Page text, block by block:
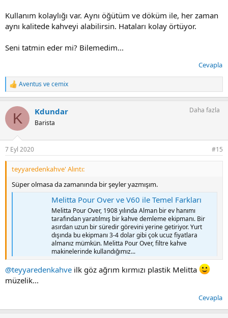
Kullanım kolaylığı var. Aynı öğütüm ve döküm ile, her zaman
aynı kalitede kahveyi alabilirsin. Hataları kolay örtüyor.
Seni tatmin eder mi? Bilemedim...
Cevapla
T
e
k
l
Aventus vecemix
K Kdundar
Barista
Daha fazla
7 Eyl 2020 #15
teyyaredenkahve' Alıntı:
Süper olmasa da zamanında bir şeyler yazmışım.
Melitta Pour Over ve V60 ile Temel Farkları
Melitta Pour Over, 1908 yılında Alman bir ev hanımı
tarafından yaratılmış bir kahve demleme ekipmanı. Bir
asırdan uzun bir süredir görevini yerine getiriyor. Yurt
dışında bu ekipmanı 3-4 dolar gibi çok ucuz fiyatlara
almanız mümkün. Melitta Pour Over, filtre kahve
makinelerinde kullandığımız...
www.kahvekulubu.net
Elimde var. İstediğin bir şey varsa denerim.
@teyyaredenkahve ilk göz ağrım kırmızı plastik Melitta
müzelik...
Cevapla